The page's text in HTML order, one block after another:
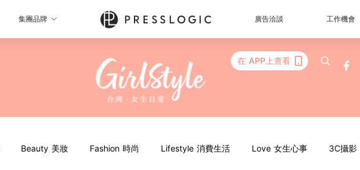
集團品牌 廣告洽談 工作機會
在 APP上查看
Beauty 美妝 Fashion 時尚 Lifestyle 消費生活 Love 女生心事 3C攝影